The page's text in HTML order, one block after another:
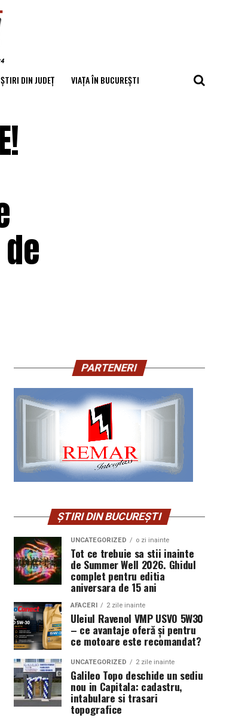
ȘTIRI DIN JUDEȚ VIAȚA ÎN BUCUREȘTI
PARTENERI
ȘTIRI DIN BUCUREȘTI
UNCATEGORIZED o zi inainte
Tot ce trebuie sa stii inainte
de Summer Well 2026. Ghidul
complet pentru editia
aniversara de 15 ani
AFACERI 2 zile inainte
Uleiul Ravenol VMP USVO 5W30
– ce avantaje oferă și pentru
ce motoare este recomandat?
UNCATEGORIZED 2 zile inainte
Galileo Topo deschide un sediu
nou in Capitala: cadastru,
intabulare si trasari
topografice